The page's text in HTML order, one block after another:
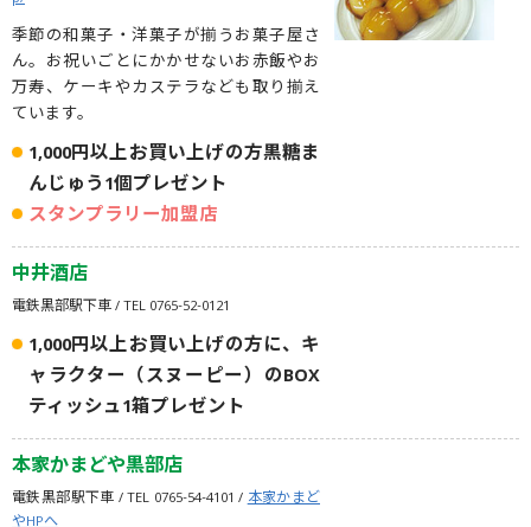
季節の和菓子・洋菓子が揃うお菓子屋さ
ん。お祝いごとにかかせないお赤飯やお
万寿、ケーキやカステラなども取り揃え
ています。
1,000円以上お買い上げの方黒糖ま
んじゅう1個プレゼント
スタンプラリー加盟店
中井酒店
電鉄黒部駅下車 / TEL 0765-52-0121
1,000円以上お買い上げの方に、キ
ャラクター（スヌーピー）のBOX
ティッシュ1箱プレゼント
本家かまどや黒部店
電鉄黒部駅下車 / TEL 0765-54-4101 /本家かまど